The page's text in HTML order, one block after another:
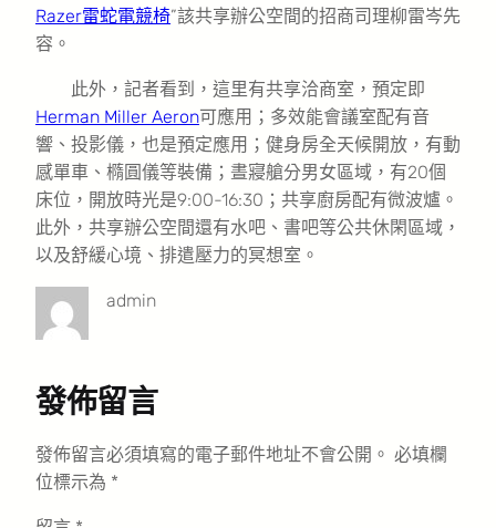
Razer雷蛇電競椅”該共享辦公空間的招商司理柳雷岑先
容。
此外，記者看到，這里有共享洽商室，預定即
Herman Miller Aeron可應用；多效能會議室配有音
響、投影儀，也是預定應用；健身房全天候開放，有動
感單車、橢圓儀等裝備；晝寢艙分男女區域，有20個
床位，開放時光是9:00-16:30；共享廚房配有微波爐。
此外，共享辦公空間還有水吧、書吧等公共休閑區域，
以及舒緩心境、排遣壓力的冥想室。
admin
發佈留言
發佈留言必須填寫的電子郵件地址不會公開。 必填欄
位標示為 *